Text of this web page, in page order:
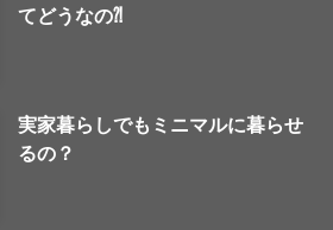
てどうなの⁈
実家暮らしでもミニマルに暮らせ
るの？